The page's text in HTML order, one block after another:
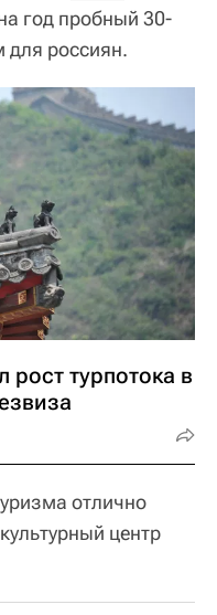
год пробный 30-
россиян.
рост турпотока в
отлично
центр